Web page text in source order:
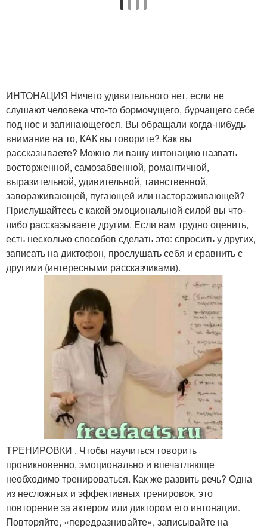
ИНТОНАЦИЯ Ничего удивительного нет, если не
слушают человека что-то бормочущего, бурчащего себе
под нос и запинающегося. Вы обращали когда-нибудь
внимание на то, КАК вы говорите? Как вы
рассказываете? Можно ли вашу интонацию назвать
восторженной, самозабвенной, романтичной,
выразительной, удивительной, таинственной,
завораживающей, пугающей или настораживающей?
Прислушайтесь с какой эмоциональной силой вы что-
либо рассказываете другим. Если вам трудно оценить,
есть несколько способов сделать это: спросить у других,
записать на диктофон, прослушать себя и сравнить с
другими (интересными рассказчиками).
ТРЕНИРОВКИ . Чтобы научиться говорить
проникновенно, эмоционально и впечатляюще
необходимо тренироваться. Как же развить речь? Одна
из несложных и эффективных тренировок, это
повторение за актером или диктором его интонации.
Повторяйте, «передразнивайте», записывайте на